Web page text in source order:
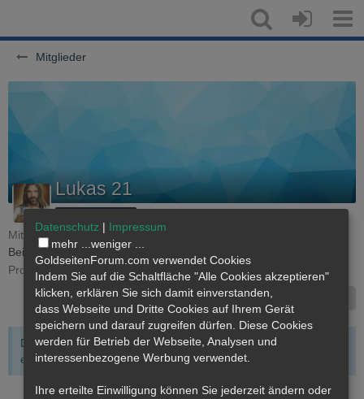
Mitglieder
Lukas 21
Mitglied seit 31. März 2011
Beiträge
2.233 Erhaltene Reaktionen
Profil-Aufrufe
Der Benutzer hat den Zugriff auf sein vollständiges Profil
eingeschränkt.
Datenschutz | Impressum
mehr ... weniger ...
GoldseitenForum.com verwendet Cookies
Indem Sie auf die Schaltfläche "Alle Cookies akzeptieren"
klicken, erklären Sie sich damit einverstanden,
dass Webseite und Dritte Cookies auf Ihrem Gerät
speichern und darauf zugreifen dürfen. Diese Cookies
werden für Betrieb der Webseite, Analysen und
interessenbezogene Werbung verwendet.
Ihre erteilte Einwilligung können Sie jederzeit ändern oder